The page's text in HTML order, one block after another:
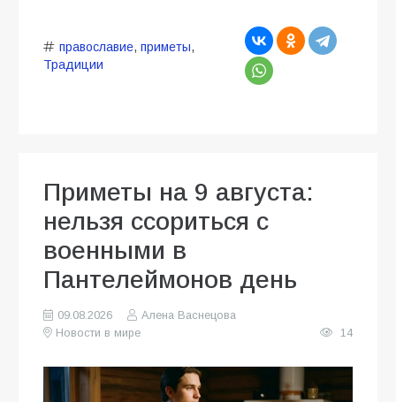
православие, приметы,
Традиции
Приметы на 9 августа:
нельзя ссориться с
военными в
Пантелеймонов день
09.08.2026
Алена Васнецова
Новости в мире
14